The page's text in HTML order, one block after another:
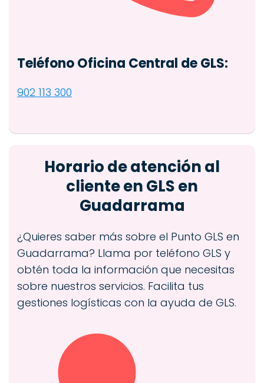
Teléfono Oficina Central de GLS:
902 113 300
Horario de atención al
cliente en GLS en
Guadarrama
¿Quieres saber más sobre el Punto GLS en
Guadarrama? Llama por teléfono GLS y
obtén toda la información que necesitas
sobre nuestros servicios. Facilita tus
gestiones logísticas con la ayuda de GLS.